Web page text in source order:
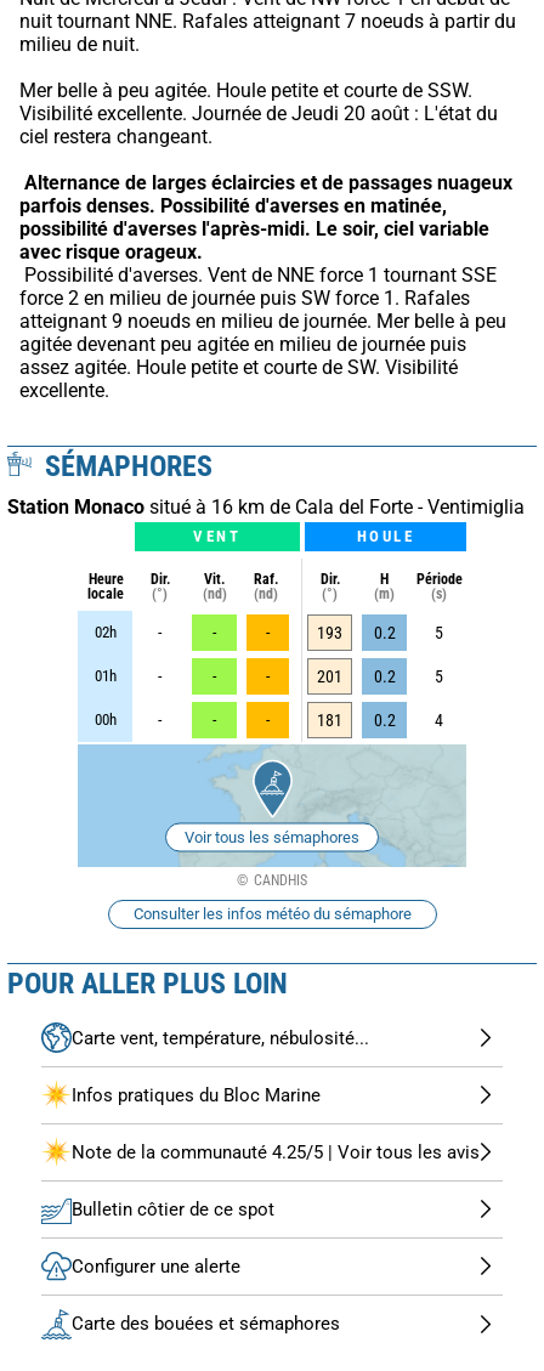
nuit tournant NNE. Rafales atteignant 7 noeuds à partir du
milieu de nuit.
Mer belle à peu agitée. Houle petite et courte de SSW.
Visibilité excellente. Journée de Jeudi 20 août : L'état du
ciel restera changeant.
Alternance de larges éclaircies et de passages nuageux
parfois denses. Possibilité d'averses en matinée,
possibilité d'averses l'après-midi. Le soir, ciel variable
avec risque orageux.
force 2 en milieu de journée puis SW force 1. Rafales
atteignant 9 noeuds en milieu de journée. Mer belle à peu
agitée devenant peu agitée en milieu de journée puis
assez agitée. Houle petite et courte de SW. Visibilité
excellente.
SÉMAPHORES
Station Monaco situé à 16 km de Cala del Forte - Ventimiglia
VENT HOULE
Heure
locale
Dir.
(°)
Vit.
(nd)
Raf.
(nd)
Dir.
(°)
H
(m)
Période
(s)
02h - - - 193 0.2 5
01h - - - 201 0.2 5
00h - - - 181 0.2 4
Voir tous les sémaphores
CANDHIS
Consulter les infos météo du sémaphore
POUR ALLER PLUS LOIN
Carte vent, température, nébulosité...
Infos pratiques du Bloc Marine
Note de la communauté 4.25/5 | Voir tous les avis
Bulletin côtier de ce spot
Configurer une alerte
Carte des bouées et sémaphores